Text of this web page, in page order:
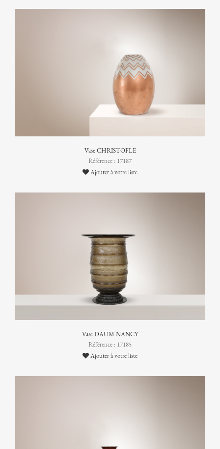
Vase CHRISTOFLE
Référence : 17187
Ajouter à votre liste
Vase DAUM NANCY
Référence : 17185
Ajouter à votre liste